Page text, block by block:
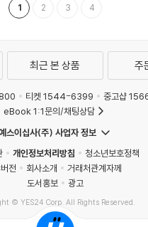
1 2 3 4
최근 본 상품 주
티켓 1544-6399
중고샵
eBook 1:1문의/채팅상담
스이십사(주) 사업자 정보
개인정보처리방침
청소년보호정책
전
회사소개
거래처관계자께
도서홍보
광고
© YES24 Corp. All Rights Reserved.